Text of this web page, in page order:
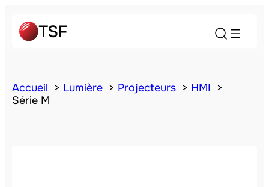
Accueil Lumière Projecteurs
HMI
Série M